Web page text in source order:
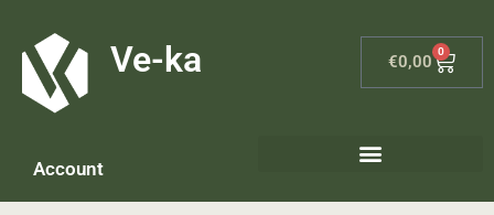
Ve-ka €0,00
0
Account